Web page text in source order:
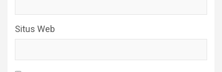
Situs Web